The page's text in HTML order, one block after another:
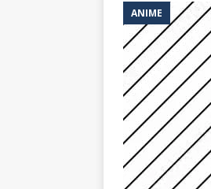
ANIME